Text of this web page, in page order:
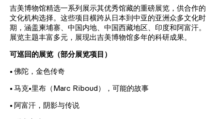
吉美博物馆精选一系列展示其优秀馆藏的重磅展览，供合作的
文化机构选择。这些项目横跨从日本到中亚的亚洲众多文化时
期，涵盖柬埔寨、中国内地、中国西藏地区、印度和阿富汗。
展览主题丰富多元，展现出吉美博物馆多年的科研成果。
可巡回的展览（部分展览项目）
• 佛陀，金色传奇
• 马克•里布（Marc Riboud），可能的故事
• 阿富汗，阴影与传说